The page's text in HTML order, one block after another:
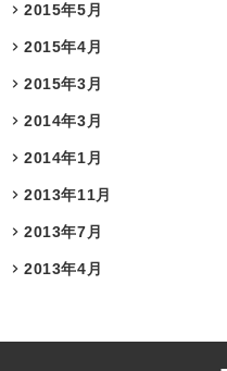
2015年5月
2015年4月
2015年3月
2014年3月
2014年1月
2013年11月
2013年7月
2013年4月